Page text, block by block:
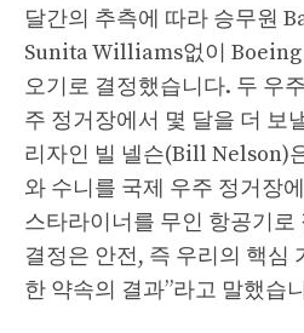
달간의 추측에 따라 승무원
Sunita Williams없이
오기로 결정했습니다. 두 우
주 정거장에서 몇 달을 더 보
리자인 빌 넬슨(Bill Nelson)
와 수니를 국제 우주 정거장
스타라이너를 무인 항공기
결정은 안전, 즉 우리의 핵심
한 약속의 결과”라고 말했습